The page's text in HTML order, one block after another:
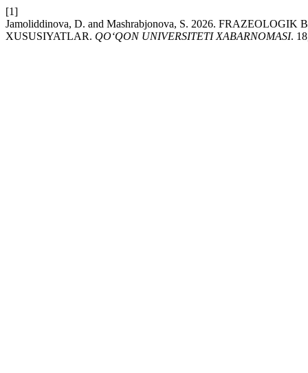
[1]
Jamoliddinova, D. and Mashrabjonova, S. 2026.
XUSUSIYATLAR. QO‘QON UNIVERSITETI XABARNOMASI.